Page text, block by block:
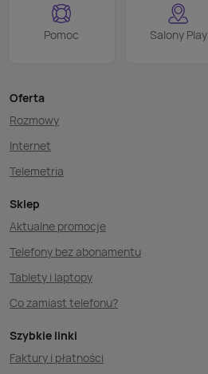
Pomoc Salony Play
Oferta
Rozmowy
Internet
Telemetria
Sklep
Aktualne promocje
Telefony bez abonamentu
Tablety i laptopy
Co zamiast telefonu?
Szybkie linki
Faktury i płatności